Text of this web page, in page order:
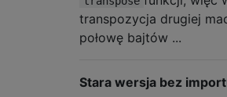
transpozycja drugiej
połowę bajtów ...
Stara wersja bez